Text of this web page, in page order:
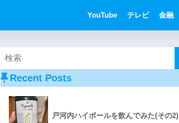
YouTube テレビ 金融
Recent Posts
戸河内ハイボールを飲んでみた(その2)